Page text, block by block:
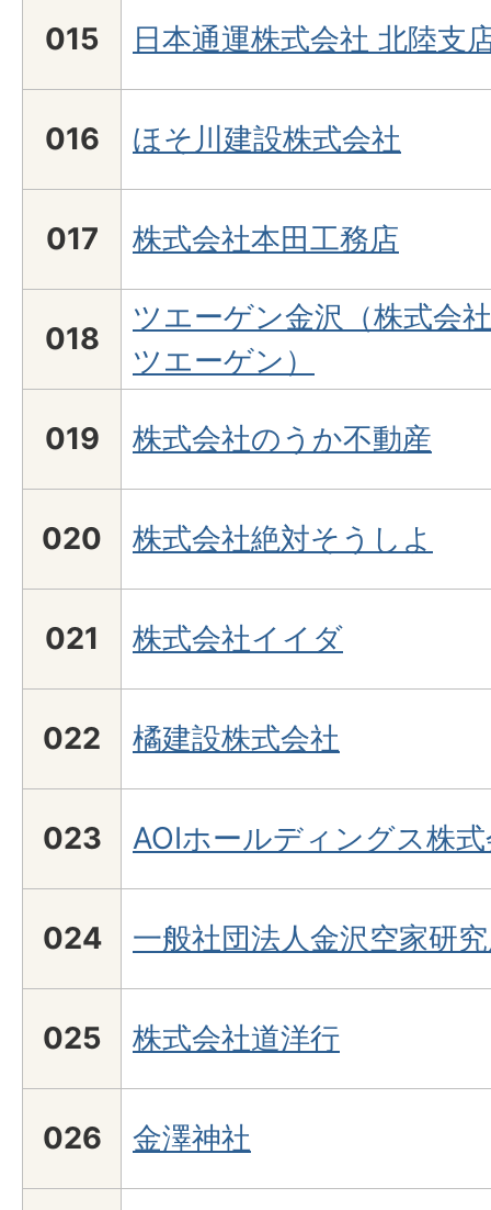
015 日本通運株式会社 北陸支
016 ほそ川建設株式会社
017 株式会社本田工務店
018
ツエーゲン金沢（株式会
ツエーゲン）
019 株式会社のうか不動産
020 株式会社絶対そうしよ
021 株式会社イイダ
022 橘建設株式会社
023 AOIホールディングス株
024 一般社団法人金沢空家研
025 株式会社道洋行
026 金澤神社